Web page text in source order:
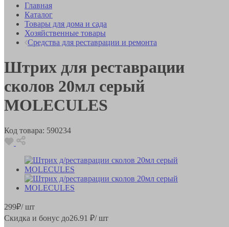
Главная
Каталог
Товары для дома и сада
Хозяйственные товары
Средства для реставрации и ремонта
Штрих для реставрации
сколов 20мл серый
MOLECULES
Код товара: 590234
299₽/ шт
Скидка и бонус до26.91 ₽/ шт